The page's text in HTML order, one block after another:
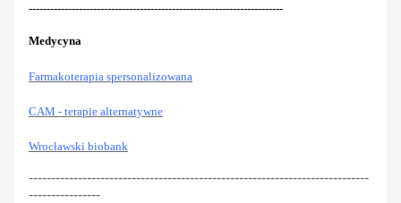
-----------------------------------------------------------------------
Medycyna
Farmakoterapia spersonalizowana
CAM - terapie alternatywne
Wrocławski biobank
----------------------------------------------------------------------------
----------------